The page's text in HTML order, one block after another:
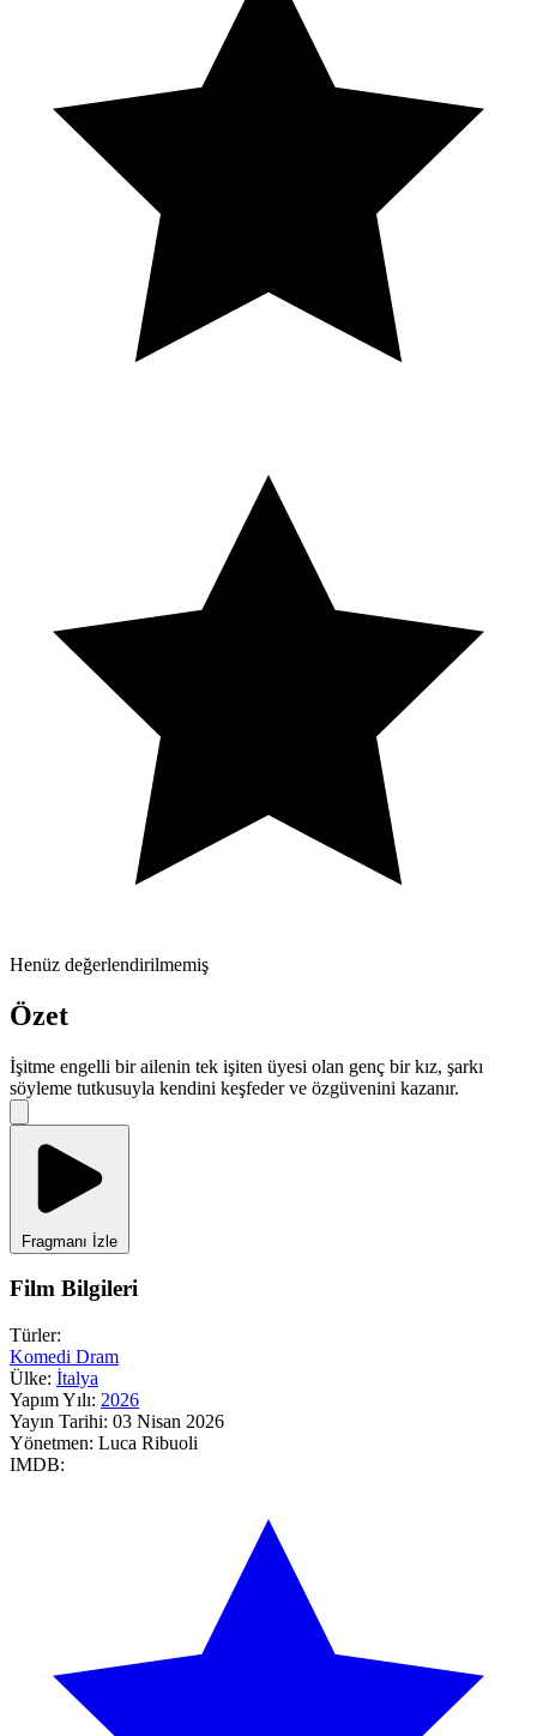
Henüz değerlendirilmemiş
Özet
İşitme engelli bir ailenin tek işiten üyesi olan genç bir kız, şarkı
söyleme tutkusuyla kendini keşfeder ve özgüvenini kazanır.
Fragmanı İzle
Film Bilgileri
Türler:
Komedi Dram
Ülke: İtalya
Yapım Yılı: 2026
Yayın Tarihi: 03 Nisan 2026
Yönetmen: Luca Ribuoli
IMDB: